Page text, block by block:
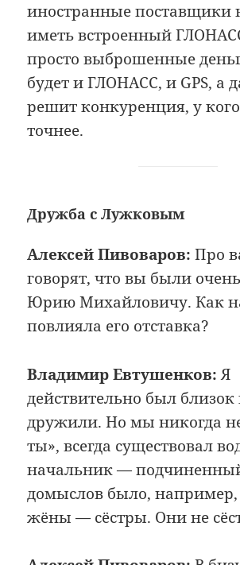
иностранные поставщики
иметь встроенный
просто выброшенные
будет и ГЛОНАСС, и GPS, а
решит конкуренция, у
точнее.
Дружба с Лужковым
Алексей Пивоваров: Про
говорят, что вы были
Юрию Михайловичу. Как
повлияла его отставка?
Владимир Евтушенков:Я
действительно был
дружили. Но мы никогда
ты», всегда существовал
начальник —
домыслов было,
жёны — сёстры. Они не